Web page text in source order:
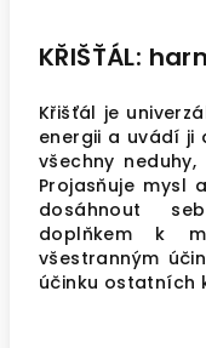
KŘIŠŤÁL:
Křišťál je
energii a uvádí ji
všechny
Projasňuje mysl
dosáhnout
doplňkem k
všestranným
účinku ostatních